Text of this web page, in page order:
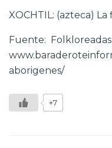
XOCHTIL: (azteca) La
Fuente:
aborigenes/
+7